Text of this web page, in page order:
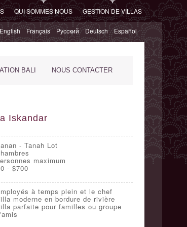
QUI SOMMES NOUS GESTION DE VILLAS
Français Русский Deutsch Español
BALI NOUS CONTACTER
Iskandar
- Tanah Lot
maximum
- $700
à temps plein et le chef
moderne en bordure de rivière
parfaite pour familles ou groupe